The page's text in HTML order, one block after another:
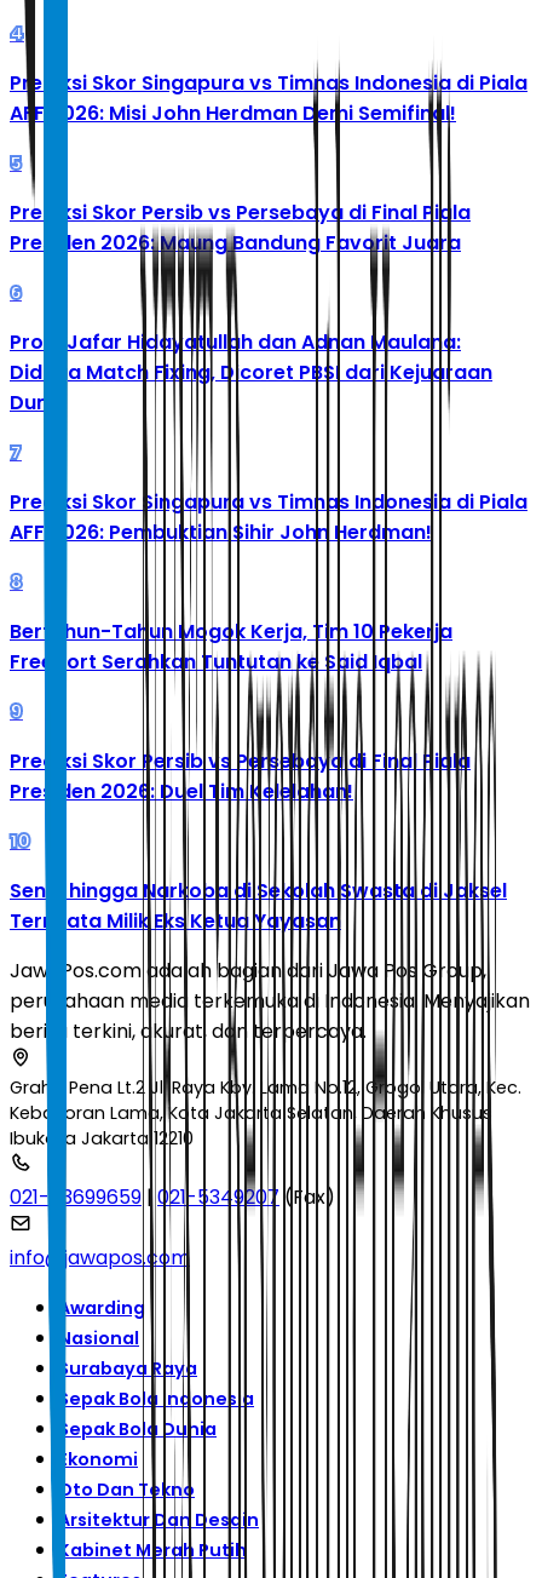
4
Prediksi Skor Singapura vs Timnas Indonesia di Piala
AFF 2026: Misi John Herdman Demi Semifinal!
5
Prediksi Skor Persib vs Persebaya di Final Piala
Presiden 2026: Maung Bandung Favorit Juara
6
Profil Jafar Hidayatullah dan Adnan Maulana:
Diduga Match Fixing, Dicoret PBSI dari Kejuaraan
Dunia
7
Prediksi Skor Singapura vs Timnas Indonesia di Piala
AFF 2026: Pembuktian Sihir John Herdman!
8
Bertahun-Tahun Mogok Kerja, Tim 10 Pekerja
Freeport Serahkan Tuntutan ke Said Iqbal
9
Prediksi Skor Persib vs Persebaya di Final Piala
Presiden 2026: Duel Tim Kelelahan!
10
Senpi hingga Narkoba di Sekolah Swasta di Jaksel
Ternyata Milik Eks Ketua Yayasan
JawaPos.com adalah bagian dari Jawa Pos Group,
perusahaan media terkemuka di Indonesia. Menyajikan
berita terkini, akurat, dan terpercaya.
Graha Pena Lt.2 Jl. Raya Kby. Lama No.12, Grogol Utara, Kec.
Kebayoran Lama, Kota Jakarta Selatan, Daerah Khusus
Ibukota Jakarta 12210
021-53699659 |021-5349207 (Fax)
info@jawapos.com
Awarding
Nasional
Surabaya Raya
Sepak Bola Indonesia
Sepak Bola Dunia
Ekonomi
Oto Dan Tekno
Arsitektur Dan Desain
Kabinet Merah Putih